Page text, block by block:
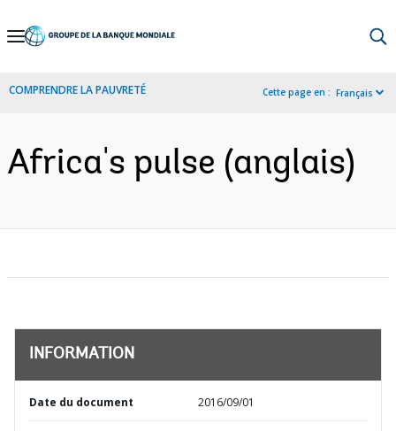
Skip
Navigation
COMPRENDRE LA PAUVRETÉ Cette page en : Français
Africa's pulse (anglais)
INFORMATION
Date du document 2016/09/01